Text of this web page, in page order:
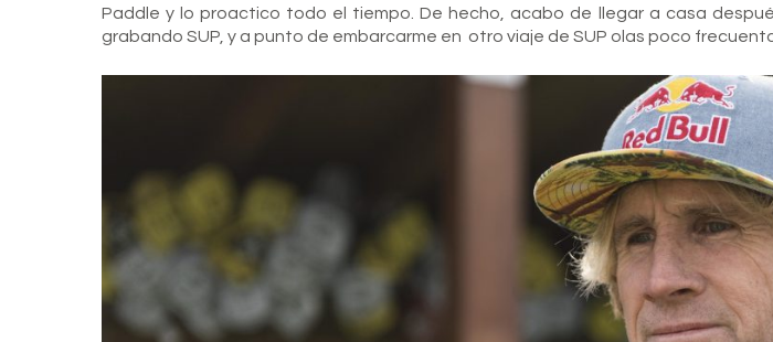
Paddle y lo proactico todo el tiempo. De hecho, acabo de llegar a casa
grabando SUP, y a punto de embarcarme en otro viaje de SUP olas poco